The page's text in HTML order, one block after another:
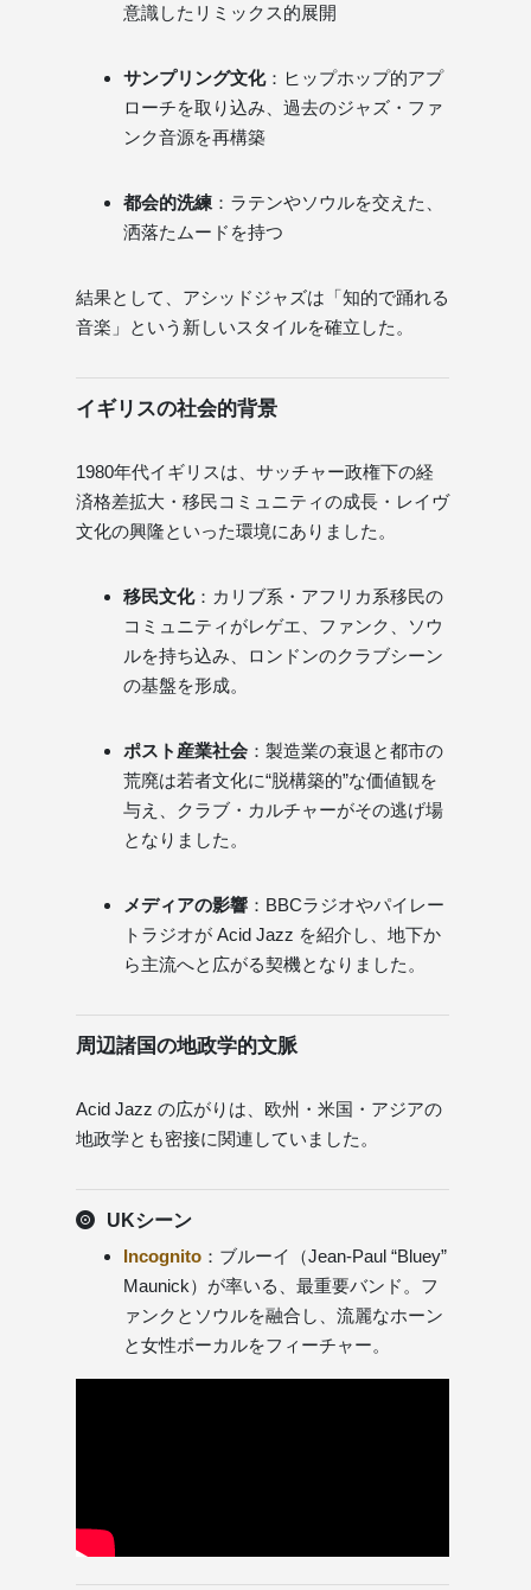
意識したリミックス的展開
サンプリング文化：ヒップホップ的アプ
ローチを取り込み、過去のジャズ・ファ
ンク音源を再構築
都会的洗練 ：ラテンやソウルを交えた、
洒落たムードを持つ
結果として、アシッドジャズは「知的で踊れる
音楽」という新しいスタイルを確立した。
イギリスの社会的背景
1980年代イギリスは、サッチャー政権下の経
済格差拡大・移民コミュニティの成長・レイヴ
文化の興隆といった環境にありました。
移民文化：カリブ系・アフリカ系移民の
コミュニティがレゲエ、ファンク、ソウ
ルを持ち込み、ロンドンのクラブシーン
の基盤を形成。
ポスト産業社会 ：製造業の衰退と都市の
荒廃は若者文化に“脱構築的”な価値観を
与え、クラブ・カルチャーがその逃げ場
となりました。
メディアの影響 ：BBCラジオやパイレー
トラジオが Acid Jazz を紹介し、地下か
ら主流へと広がる契機となりました。
周辺諸国の地政学的文脈
Acid Jazz の広がりは、欧州・米国・アジアの
地政学とも密接に関連していました。
UKシーン
Incognito ：ブルーイ（Jean-Paul “Bluey”
Maunick）が率いる、最重要バンド。フ
ァンクとソウルを融合し、流麗なホーン
と女性ボーカルをフィーチャー。